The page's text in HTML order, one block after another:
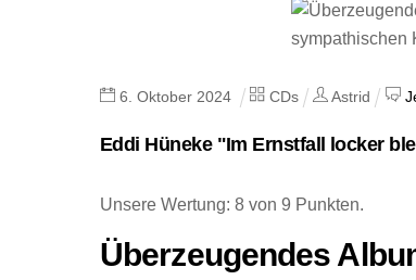
6 Oktober 2024 CDs Astrid
Eddi Hüneke "Im Ernstfall locker
Unsere Wertung: 8 von 9 Punkten.
Überzeugendes